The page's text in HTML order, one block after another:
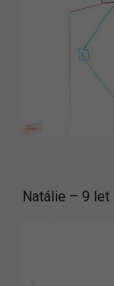
Natálie – 9 let